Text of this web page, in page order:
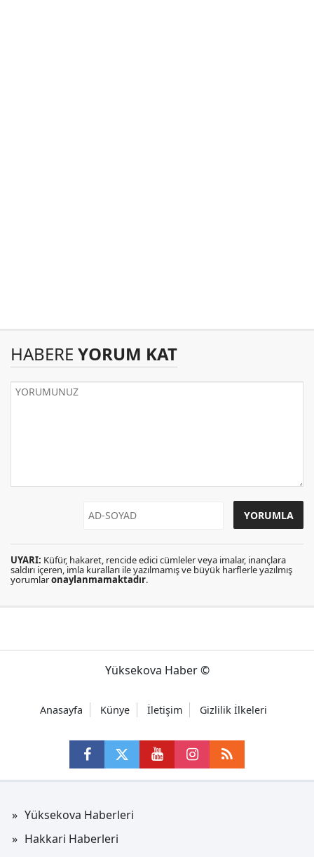
HABERE YORUM KAT
UYARI: Küfür, hakaret, rencide edici cümleler veya imalar, inançlara
saldırı içeren, imla kuralları ile yazılmamış ve büyük harflerle yazılmış
yorumlaronaylanmamaktadır.
Yüksekova Haber ©
Anasayfa Künye İletişim Gizlilik İlkeleri
Yüksekova Haberleri
Hakkari Haberleri